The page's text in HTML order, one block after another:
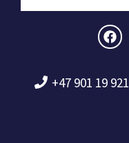
+47 901 19 921